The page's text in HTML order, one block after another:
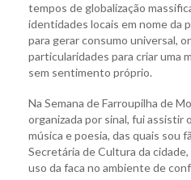
tempos de globalização
identidades locais em nome da
para gerar consumo universal,
particularidades para criar uma
sem sentimento próprio.
Na Semana de Farroupilha de
organizada por sinal, fui assistir
música e poesia, das quais sou
Secretária de Cultura da
uso da faca no ambiente de